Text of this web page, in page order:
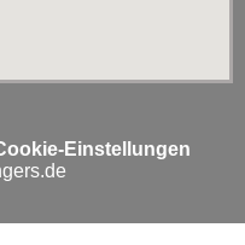
Einstellungen